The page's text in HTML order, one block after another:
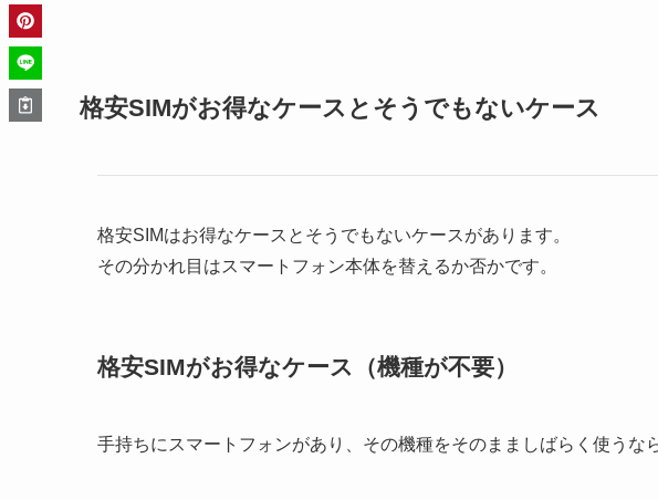
格安SIMがお得なケースとそうでもないケース
格安SIMはお得なケースとそうでもないケースがあります。
その分かれ目はスマートフォン本体を替えるか否かです。
格安SIMがお得なケース（機種が不要）
手持ちにスマートフォンがあり、その機種をそのまましばらく使うな